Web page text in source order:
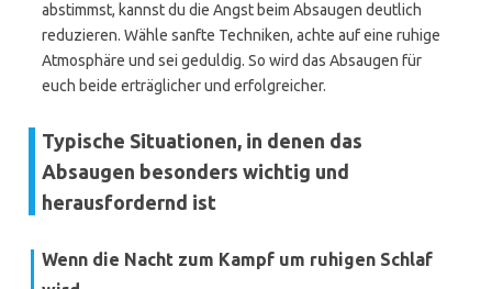
abstimmst, kannst du die Angst beim Absaugen deutlich
reduzieren. Wähle sanfte Techniken, achte auf eine ruhige
Atmosphäre und sei geduldig. So wird das Absaugen für
euch beide erträglicher und erfolgreicher.
Typische Situationen, in denen das
Absaugen besonders wichtig und
herausfordernd ist
Wenn die Nacht zum Kampf um ruhigen Schlaf